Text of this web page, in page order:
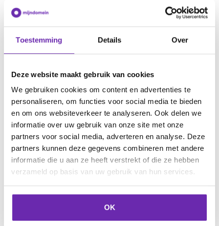
Toestemming Details Over
Deze website maakt gebruik van cookies
We gebruiken cookies om content en advertenties te
personaliseren, om functies voor social media te bieden
en om ons websiteverkeer te analyseren. Ook delen we
informatie over uw gebruik van onze site met onze
partners voor social media, adverteren en analyse. Deze
partners kunnen deze gegevens combineren met andere
informatie die u aan ze heeft verstrekt of die ze hebben
verzameld op basis van uw gebruik van hun services.
OK
Hulp nodig bij het
kiezen van het
juiste pakket?
Wij helpen je graag om het juiste pakket te
vinden dat bij jouw online ambities past. Aan
de hand van een aantal vragen kunnen wij je